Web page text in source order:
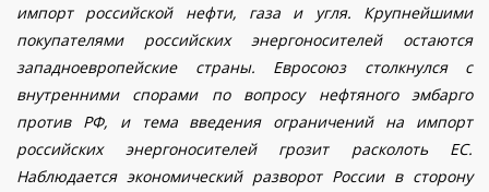
импорт российской нефти, газа и угля. Крупнейшими
покупателями российских энергоносителей остаются
западноевропейские страны. Евросоюз столкнулся с
внутренними спорами по вопросу нефтяного эмбарго
против РФ, и тема введения ограничений на импорт
российских энергоносителей грозит расколоть ЕС.
Наблюдается экономический разворот России в сторону